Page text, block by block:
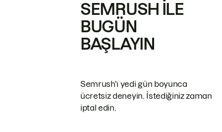
SEMRUSH ILE
BUGÜN
BAŞLAYIN
Semrush'ı yedi gün boyunca
ücretsiz deneyin. İstediğiniz zaman
iptal edin.